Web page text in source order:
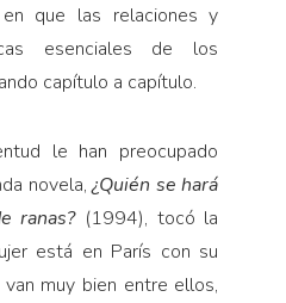
en que las relaciones y
esenciales de los
capítulo a capítulo.
le han preocupado
novela,¿Quién se hará
ranas? (1994), tocó la
está en París con su
muy bien entre ellos,